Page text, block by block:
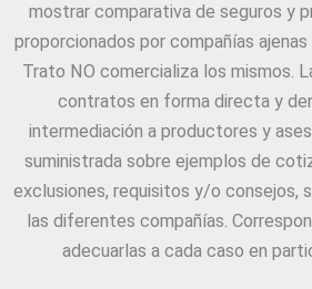
mostrar comparativa de seguros y
proporcionados por compañías
Trato NO comercializa los mismos.
contratos en forma directa y
intermediación a productores y
suministrada sobre ejemplos de
exclusiones, requisitos y/o consejos,
las diferentes compañías.
adecuarlas a cada caso en